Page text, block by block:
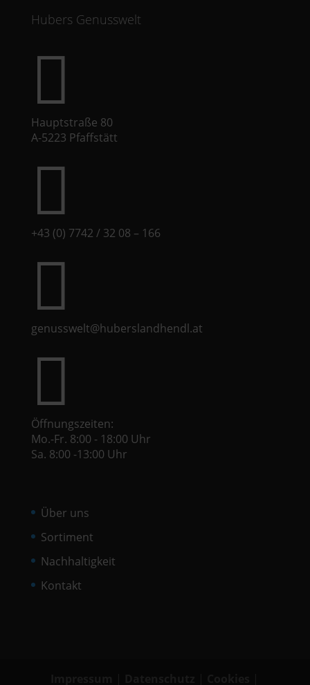
Hubers Genusswelt

Hauptstraße 80
A-5223 Pfaffstätt

+43 (0) 7742 / 32 08 – 166

genusswelt@huberslandhendl.at

Öffnungszeiten:
Mo.-Fr. 8:00 - 18:00 Uhr
Sa. 8:00 -13:00 Uhr
Über uns
Sortiment
Nachhaltigkeit
Kontakt